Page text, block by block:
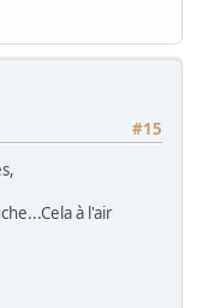
#15
à l'air